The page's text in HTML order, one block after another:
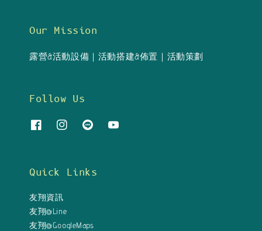
Our Mission
露營&活動設備｜活動搭建&佈置｜活動策劃
Follow Us
Quick Links
友翔資訊
友翔@Line
友翔@GoogleMaps